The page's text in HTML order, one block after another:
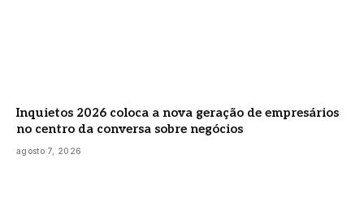
Inquietos 2026 coloca a nova geração de empresários
no centro da conversa sobre negócios
agosto 7, 2026